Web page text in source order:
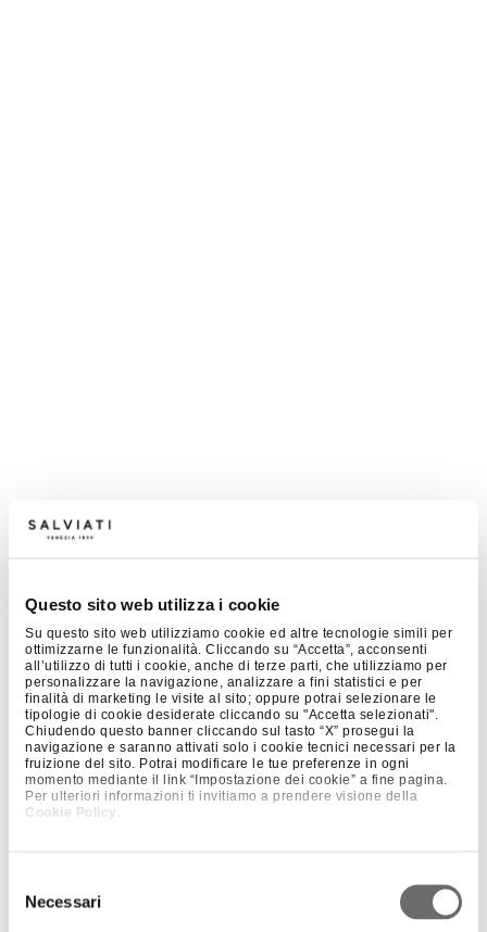
Questo sito web utilizza i cookie
Su questo sito web utilizziamo cookie ed altre tecnologie simili per
ottimizzarne le funzionalità. Cliccando su “Accetta”, acconsenti
all’utilizzo di tutti i cookie, anche di terze parti, che utilizziamo per
personalizzare la navigazione, analizzare a fini statistici e per
finalità di marketing le visite al sito; oppure potrai selezionare le
tipologie di cookie desiderate cliccando su "Accetta selezionati".
Chiudendo questo banner cliccando sul tasto “X” prosegui la
navigazione e saranno attivati solo i cookie tecnici necessari per la
fruizione del sito. Potrai modificare le tue preferenze in ogni
momento mediante il link “Impostazione dei cookie” a fine pagina.
Per ulteriori informazioni ti invitiamo a prendere visione della
Cookie Policy
delNecessari